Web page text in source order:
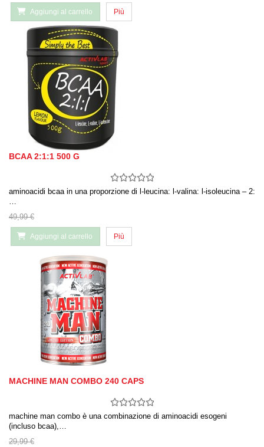
Aggiungi al carrello Più
BCAA 2:1:1 500 G
aminoacidi bcaa in una proporzione di l-leucina: l-valina: l-isoleucina – 2:
…
49,99 €
Aggiungi al carrello Più
MACHINE MAN COMBO 240 CAPS
machine man combo è una combinazione di aminoacidi esogeni
(incluso bcaa),…
29,99 €